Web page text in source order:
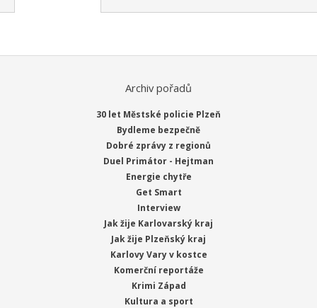
Archiv pořadů
30 let Městské policie Plzeň
Bydleme bezpečně
Dobré zprávy z regionů
Duel Primátor - Hejtman
Energie chytře
Get Smart
Interview
Jak žije Karlovarský kraj
Jak žije Plzeňský kraj
Karlovy Vary v kostce
Komerční reportáže
Krimi Západ
Kultura a sport